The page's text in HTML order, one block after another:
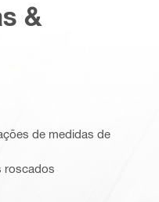
&
de medidas de
roscados